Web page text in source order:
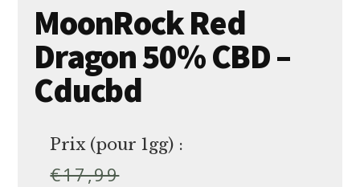
MoonRock Red
Dragon 50% CBD –
Cducbd
Prix (pour 1gg) :
€17,99